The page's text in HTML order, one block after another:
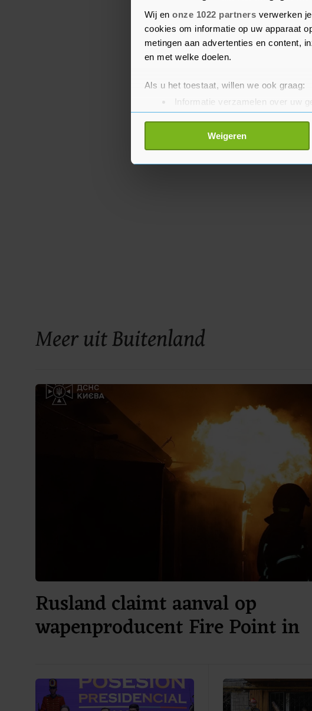
Wij en onze 1022 partners verwerken
cookies om informatie op uw apparaat
metingen aan advertenties en content,
en met welke doelen.
Als u het toestaat, willen we ook graag:
Informatie verzamelen over uw
Uw apparaat identificeren door
Lees meer over hoe uw persoonlijke
toestemming op elk moment wijzigen of
Weigeren
wolvenjongen in hun holen is
zegt Jamie Rappaport Clark,
Defenders of Wildlife.
Meer uit Buitenland
Rusland claimt aanval op
wapenproducent Fire Point in